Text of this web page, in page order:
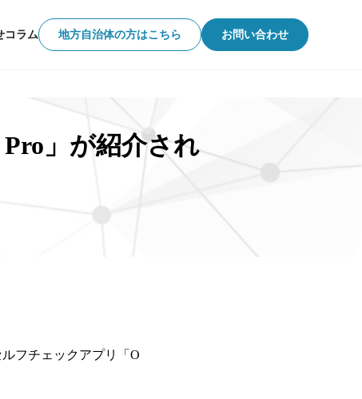
コラム 地方自治体の方はこちら お問い合わせ
」が紹介され
フチェックアプリ「O